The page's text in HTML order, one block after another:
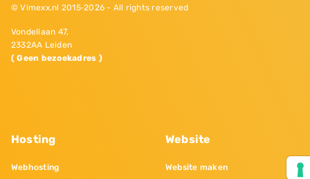
© Vimexx.nl 2015‐2026 - All rights reserved
Vondellaan 47,
2332AA Leiden
( Geen bezoekadres )
Hosting
Webhosting
Website
Website maken